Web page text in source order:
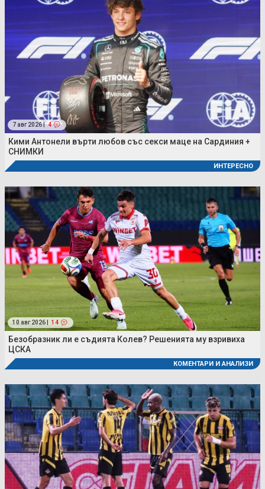
7 авг 2026 | 4
Кими Антонели върти любов със секси маце на Сардиния +
СНИМКИ
ИНТЕРЕСНО
10 авг 2026 | 14
Безобразник ли е съдията Колев? Решенията му взривиха
ЦСКА
КОМЕНТАРИ И АНАЛИЗИ